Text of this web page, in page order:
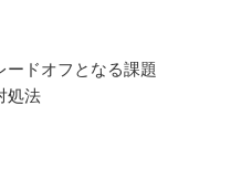
ドオフとなる課題
処法